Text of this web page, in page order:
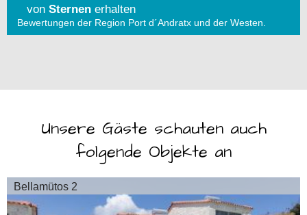
von Sternen erhalten
Bewertungen der Region Port d´Andratx und der Westen
Unsere Gäste schauten auch
folgende Objekte an
Bellamütos 2